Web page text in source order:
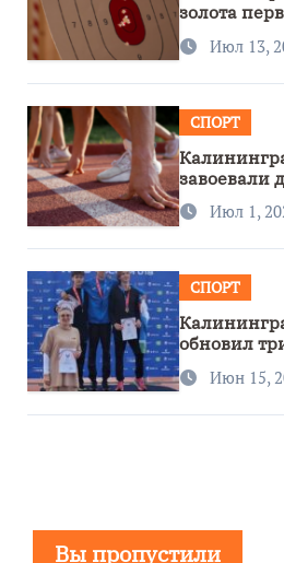
золота
метанию
Июл 13,
СПОРТ
завоевали
первенстве
Июл 1,
СПОРТ
обновил
Июн 15,
Вы пропустили